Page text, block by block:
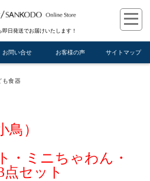
即日発送でお届けいたします！
お問い合せ お客様の声 サイトマップ
も食器
）
ミニちゃわん・
セット